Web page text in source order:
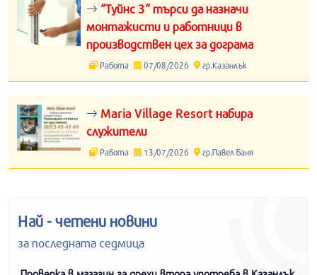
“Туйнс 3“ търси да назначи
монтажисти и работници в
производствен цех за дограма
Работа 07/08/2026 гр.Казанлък
Maria Village Resort набира
служители
Работа 13/07/2026 гр.Павел Баня
Най - четени новини
за последната седмица